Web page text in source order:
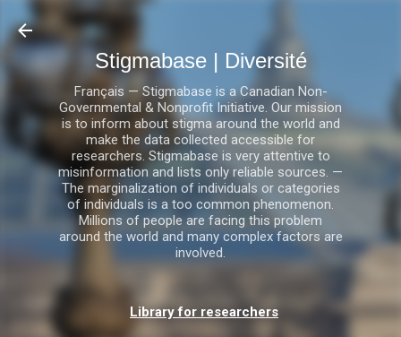
Stigmabase | Diversité
Français — Stigmabase is a Canadian Non-
Governmental & Nonprofit Initiative. Our mission
is to inform about stigma around the world and
make the data collected accessible for
researchers. Stigmabase is very attentive to
misinformation and lists only reliable sources. —
The marginalization of individuals or categories
of individuals is a too common phenomenon.
Millions of people are facing this problem
around the world and many complex factors are
involved.
Library for researchers